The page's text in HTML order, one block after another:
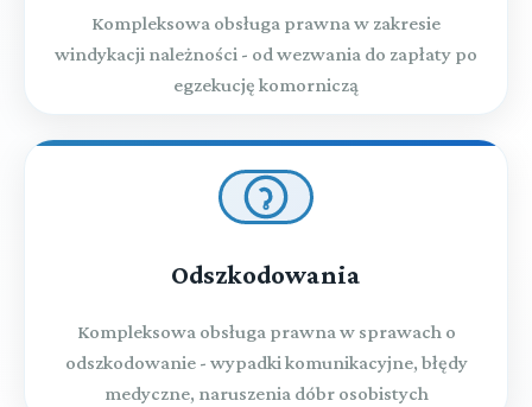
Kompleksowa obsługa prawna w zakresie
windykacji należności - od wezwania do zapłaty po
egzekucję komorniczą
Odszkodowania
Kompleksowa obsługa prawna w sprawach o
odszkodowanie - wypadki komunikacyjne, błędy
medyczne, naruszenia dóbr osobistych